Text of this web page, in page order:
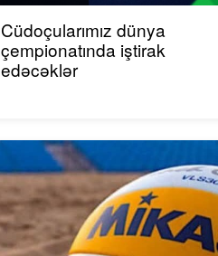
Cüdoçularımız dünya
çempionatında iştirak
edəcəklər